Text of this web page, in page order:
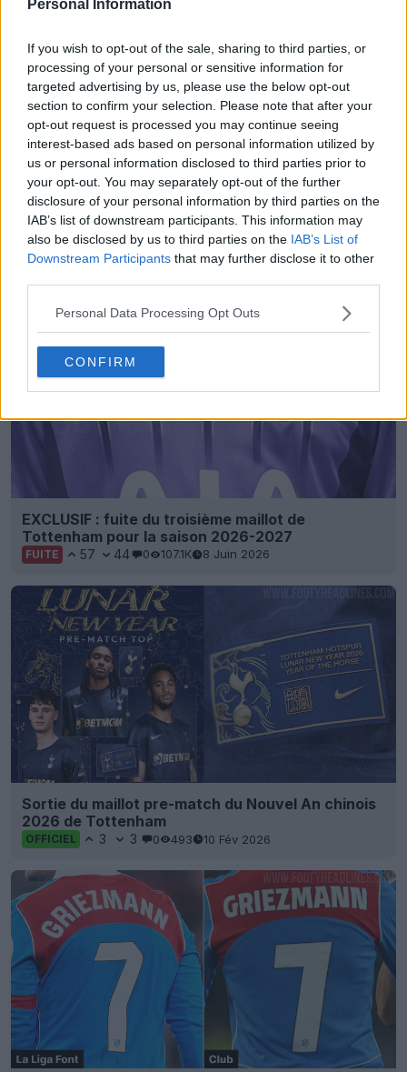
Personal Information
If you wish to opt-out of the sale, sharing to third parties, or
processing of your personal or sensitive information for
targeted advertising by us, please use the below opt-out
section to confirm your selection. Please note that after your
opt-out request is processed you may continue seeing
interest-based ads based on personal information utilized by
us or personal information disclosed to third parties prior to
your opt-out. You may separately opt-out of the further
disclosure of your personal information by third parties on the
IAB’s list of downstream participants. This information may
also be disclosed by us to third parties on the IAB’s List of
Downstream Participants that may further disclose it to other
Personal Data Processing Opt Outs
CONFIRM
EXCLUSIF : fuite du troisième maillot de
Tottenham pour la saison 2026-2027
FUITE 57 44 0 107.1K 8 Juin 2026
Sortie du maillot pre-match du Nouvel An chinois
2026 de Tottenham
OFFICIEL 3 3 0 493 10 Fév 2026